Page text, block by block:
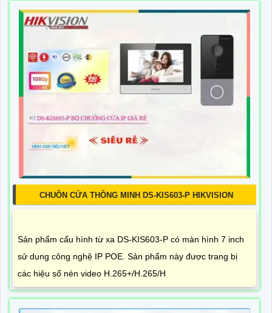
CHUÔN CỬA THÔNG MINH DS-KIS603-P HIKVISION
Sản phẩm cấu hình từ xa DS-KIS603-P có màn hình 7 inch
sử dụng công nghệ IP POE. Sản phẩm này được trang bị
các hiệu số nén video H.265+/H.265/H